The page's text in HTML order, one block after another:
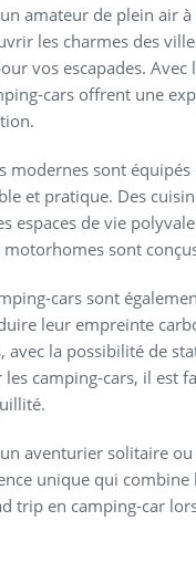
amateur de plein air
les charmes des
vos escapades.
cars offrent une
modernes sont
et pratique. Des
espaces de vie
sont
cars sont
leur empreinte
avec la possibilité de
les camping-cars, il est
aventurier solitaire
unique qui
trip en camping-car